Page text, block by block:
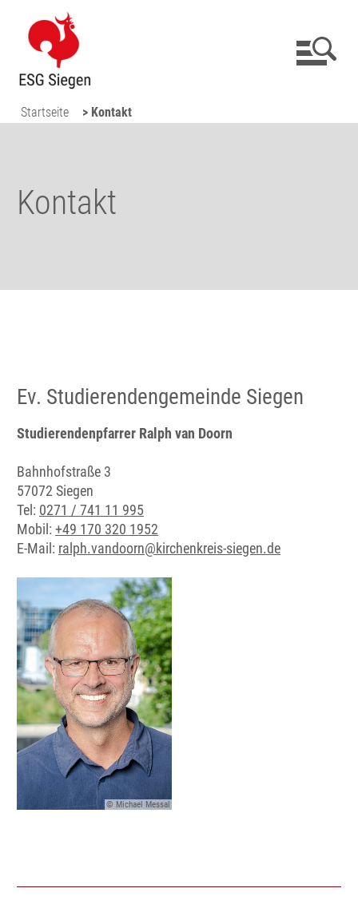
Startseite > Kontakt
Kontakt
Ev. Studierendengemeinde Siegen
Studierendenpfarrer Ralph van Doorn
Bahnhofstraße 3
57072 Siegen
Tel: 0271 / 741 11 995
Mobil: +49 170 320 1952
E-Mail: ralph.vandoorn@kirchenkreis-siegen.de
© Michael Messal